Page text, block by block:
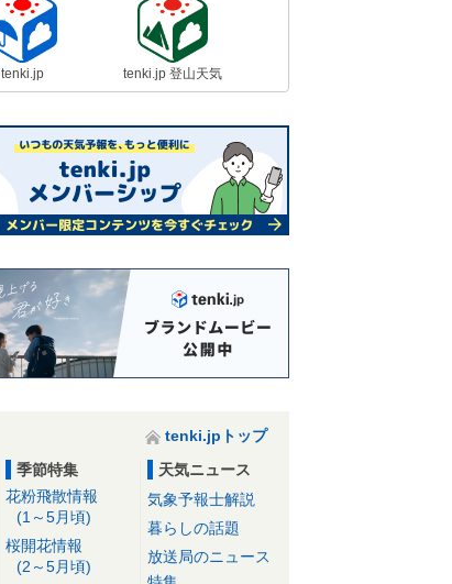
tenki.jp tenki.jp 登山天気
tenki.jpトップ
季節特集
花粉飛散情報
(1～5月頃)
桜開花情報
(2～5月頃)
天気ニュース
気象予報士解説
暮らしの話題
放送局のニュース